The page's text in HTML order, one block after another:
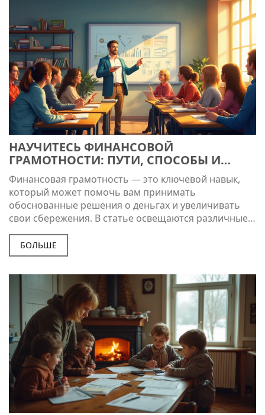
НАУЧИТЕСЬ ФИНАНСОВОЙ
ГРАМОТНОСТИ: ПУТИ, СПОСОБЫ И
РЕСУРСЫ
Финансовая грамотность — это ключевой навык,
который может помочь вам принимать
обоснованные решения о деньгах и увеличивать
свои сбережения. В статье освещаются различные
способы обучения финансовой грамотности,
включая курсы, книги и онлайн-ресурсы. Также
приведены советы и факты, которые могут помочь
Обучение финансовой грамотности может быть
легко доступным и даже увлекательным благодаря
разнообразию современных ресурсов.
БОЛЬШЕ